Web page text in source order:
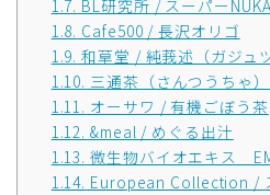
1.7. BL研究所 / スーパーNUKA
1.8. Cafe500 / 長沢オリゴ
1.9. 和草堂 / 純莪述（ガジュツ
1.10. 三通茶（さんつうちゃ）
1.11. オーサワ / 有機ごぼう茶
1.12. &meal / めぐる出汁
1.13. 微生物バイオエキス
1.14. European Collection /